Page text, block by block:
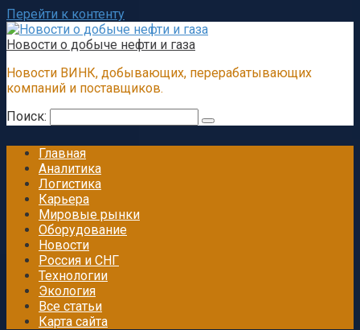
Перейти к контенту
Новости о добыче нефти и газа
Новости ВИНК, добывающих, перерабатывающих
компаний и поставщиков.
Поиск:
Главная
Аналитика
Логистика
Карьера
Мировые рынки
Оборудование
Новости
Россия и СНГ
Технологии
Экология
Все статьи
Карта сайта